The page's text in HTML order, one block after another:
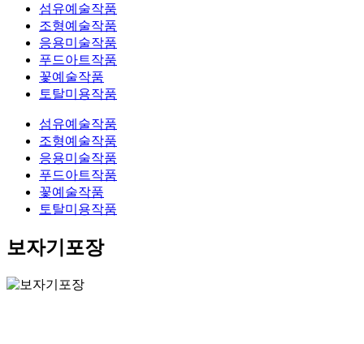
섬유예술작품
조형예술작품
응용미술작품
푸드아트작품
꽃예술작품
토탈미용작품
섬유예술작품
조형예술작품
응용미술작품
푸드아트작품
꽃예술작품
토탈미용작품
보자기포장